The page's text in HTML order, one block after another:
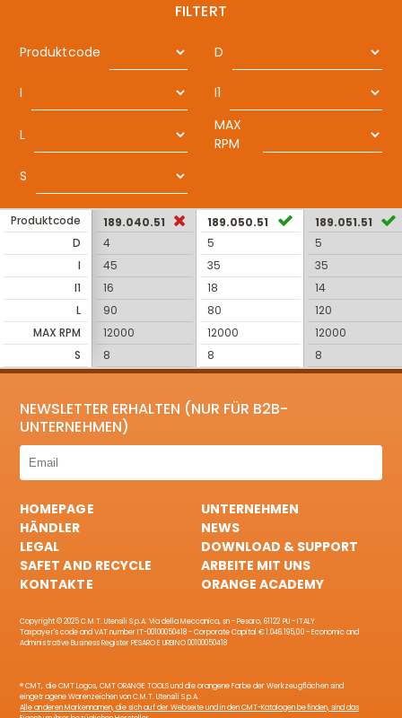
FILTERT
Produktcode D
I I1
L
MAX
RPM
S
Produktcode
D
I
I1
L
MAX RPM
S
189.040.51
4
45
16
90
12000
8
189.050.51
5
35
18
80
12000
8
189.051.51
5
35
14
120
12000
8
NEWSLETTER ERHALTEN (NUR FÜR B2B-
UNTERNEHMEN)
HOMEPAGE
UNTERNEHMEN
HÄNDLER
NEWS
LEGAL
DOWNLOAD & SUPPORT
SAFET AND RECYCLE
ARBEITE MIT UNS
KONTAKTE
ORANGE ACADEMY
Copyright © 2025 C.M.T. Utensili S.p.A. Via della Meccanica, sn - Pesaro, 61122 PU - ITALY
Taxpayer's code and VAT number IT-00100050418 - Corporate Capital € 1.046.195,00 - Economic and
Administrative Business Register PESARO E URBINO 00100050418
® CMT, die CMT Logos, CMT ORANGE TOOLS und die orangene Farbe der Werkzeugflächen sind
eingetragene Warenzeichen von C.M.T. Utensili S.p.A.
Alle anderen Markennamen, die sich auf der Webseite und in den CMT-Katalogen befinden, sind das